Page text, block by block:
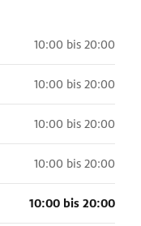
10:00 bis 20:00
10:00 bis 20:00
10:00 bis 20:00
10:00 bis 20:00
10:00 bis 20:00